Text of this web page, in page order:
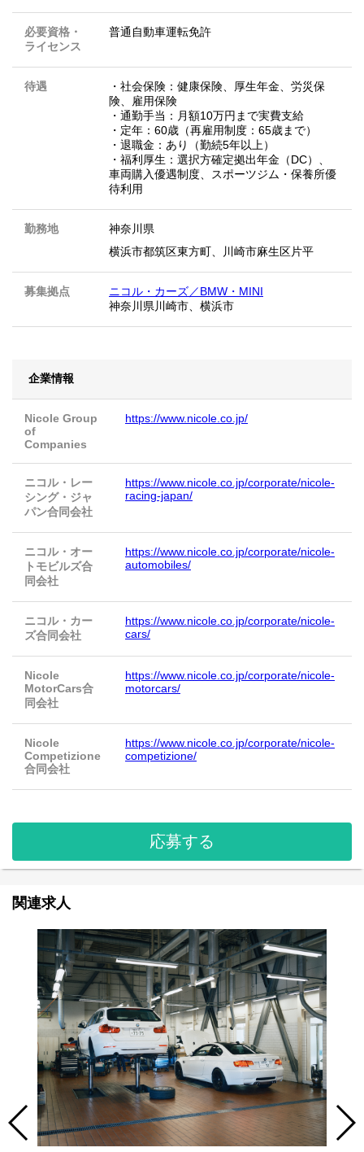
必要資格・
ライセンス
普通自動車運転免許
待遇
・社会保険：健康保険、厚生年金、労災保
険、雇用保険
・通勤手当：月額10万円まで実費支給
・定年：60歳（再雇用制度：65歳まで）
・退職金：あり（勤続5年以上）
・福利厚生：選択方確定拠出年金（DC）、
車両購入優遇制度、スポーツジム・保養所優
待利用
勤務地
神奈川県
横浜市都筑区東方町、川崎市麻生区片平
募集拠点
ニコル・カーズ／BMW・MINI
神奈川県川崎市、横浜市
企業情報
Nicole Group
of
Companies
https://www.nicole.co.jp/
ニコル・レー
シング・ジャ
パン合同会社
https://www.nicole.co.jp/corporate/nicole-
racing-japan/
ニコル・オー
トモビルズ合
同会社
https://www.nicole.co.jp/corporate/nicole-
automobiles/
ニコル・カー
ズ合同会社
https://www.nicole.co.jp/corporate/nicole-
cars/
Nicole
MotorCars合
同会社
https://www.nicole.co.jp/corporate/nicole-
motorcars/
Nicole
Competizione
合同会社
https://www.nicole.co.jp/corporate/nicole-
competizione/
応募する
関連求人